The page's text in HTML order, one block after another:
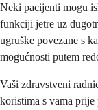
Neki pacijenti mogu
funkciji jetre uz
ugruške povezane s
mogućnosti putem
Vaši zdravstveni
koristima s vama